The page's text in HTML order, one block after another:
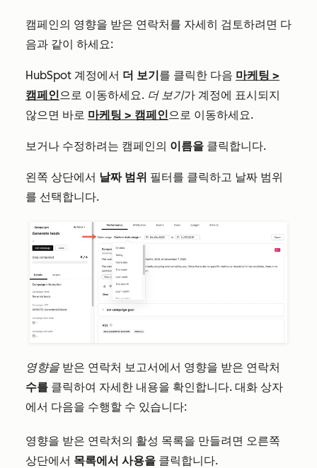
캠페인의 영향을 받은 연락처를 자세히 검토하려면 다
음과 같이 하세요:
HubSpot 계정에서 더 보기를 클릭한 다음 마케팅 >
캠페인으로 이동하세요. 더 보기가 계정에 표시되지
않으면 바로 마케팅 > 캠페인으로 이동하세요.
보거나 수정하려는 캠페인의 이름을 클릭합니다.
왼쪽 상단에서 날짜 범위 필터를 클릭하고 날짜 범위
를 선택합니다.
영향을 받은 연락처 보고서에서 영향을 받은 연락처
수를 클릭하여 자세한 내용을 확인합니다. 대화 상자
에서 다음을 수행할 수 있습니다:
영향을 받은 연락처의 활성 목록을 만들려면 오른쪽
상단에서 목록에서 사용을 클릭합니다.